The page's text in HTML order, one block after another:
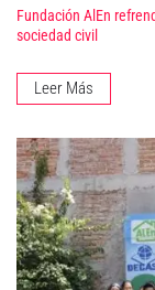
Fundación AlEn
sociedad civil
Leer Más